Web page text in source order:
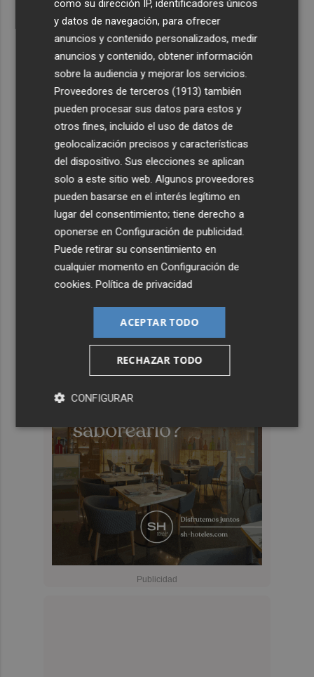
como su dirección IP, identificadores únicos
y datos de navegación, para ofrecer
anuncios y contenido personalizados, medir
anuncios y contenido, obtener información
sobre la audiencia y mejorar los servicios.
Proveedores de terceros (1913) también
pueden procesar sus datos para estos y
otros fines, incluido el uso de datos de
geolocalización precisos y características
del dispositivo. Sus elecciones se aplican
solo a este sitio web. Algunos proveedores
pueden basarse en el interés legítimo en
lugar del consentimiento; tiene derecho a
oponerse enConfiguración de publicidad
Puede retirar su consentimiento en
cualquier momento enConfiguración de
cookies .Política de privacidad
ACEPTAR TODO
RECHAZAR TODO
CONFIGURAR